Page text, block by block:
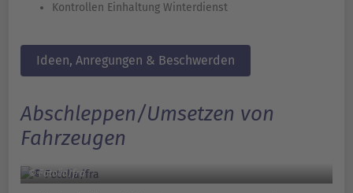
Kontrollen Einhaltung Winterdienst
Ideen, Anregungen & Beschwerden
Abschleppen/Umsetzen von
Fahrzeugen
© Fotolia/fra